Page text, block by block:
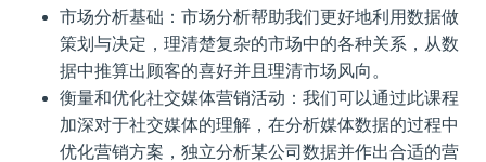
市场分析基础：市场分析帮助我们更好地利用数据做
策划与决定，理清楚复杂的市场中的各种关系，从数
据中推算出顾客的喜好并且理清市场风向。
衡量和优化社交媒体营销活动：我们可以通过此课程
加深对于社交媒体的理解，在分析媒体数据的过程中
优化营销方案，独立分析某公司数据并作出合适的营